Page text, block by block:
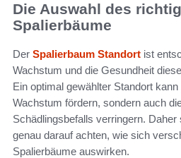
Die Auswahl des
Spalierbäume
Der Spalierbaum Standort ist
Wachstum und die Gesundheit
Ein optimal gewählter Standort
Wachstum fördern, sondern auch
Schädlingsbefalls verringern. Daher
genau darauf achten, wie sich
Spalierbäume auswirken.